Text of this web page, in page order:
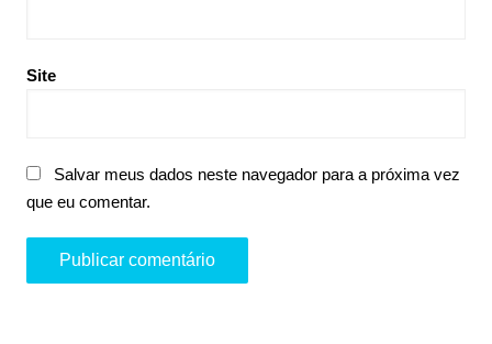
Site
Salvar meus dados neste navegador para a próxima vez
que eu comentar.